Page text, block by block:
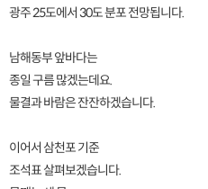
광주 25도에서 30도 분포 전망됩니다.
남해동부 앞바다는
종일 구름 많겠는데요.
물결과 바람은 잔잔하겠습니다.
이어서 삼천포 기준
조석표 살펴보겠습니다.